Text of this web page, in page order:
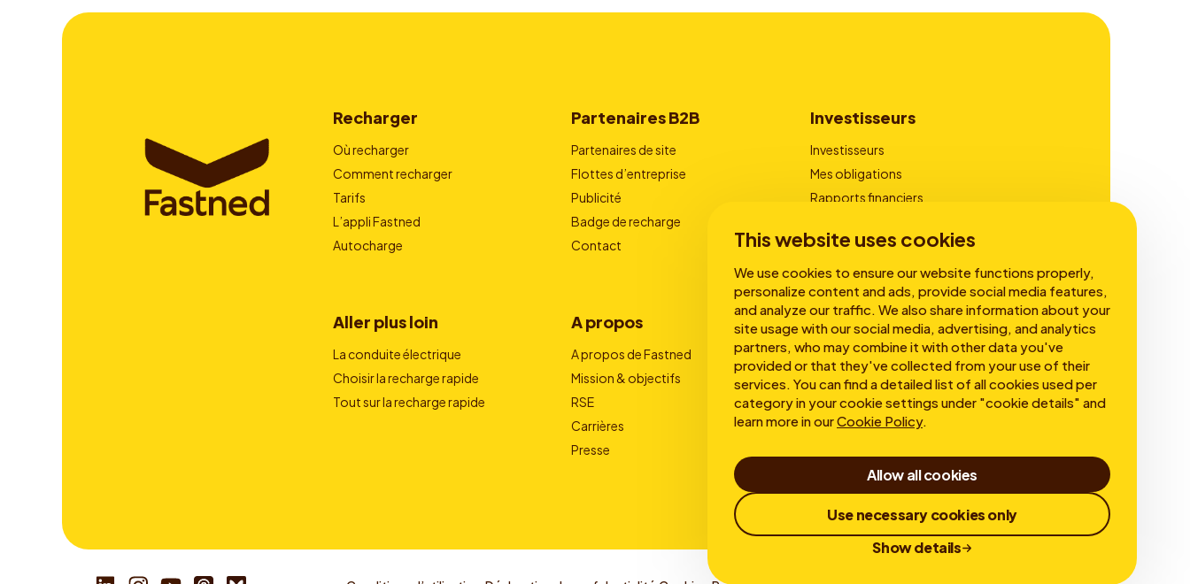
This website uses cookies
We use cookies to ensure our website functions properly,
personalize content and ads, provide social media features,
and analyze our traffic. We also share information about your
site usage with our social media, advertising, and analytics
partners, who may combine it with other data you've
provided or that they've collected from your use of their
services. You can find a detailed list of all cookies used per
category in your cookie settings under "cookie details" and
learn more in ourCookie Policy.
Allow all cookies
Use necessary cookies only
Show details
Recharger
Où recharger
Comment recharger
Tarifs
L’appli Fastned
Autocharge
Partenaires B2B
Partenaires de site
Flottes d’entreprise
Publicité
Badge de recharge
Contact
Investisseurs
Investisseurs
Mes obligations
Rapports financiers
Aller plus loin
La conduite électrique
Choisir la recharge rapide
Tout sur la recharge rapide
A propos
A propos de Fastned
Mission & objectifs
RSE
Carrières
Presse